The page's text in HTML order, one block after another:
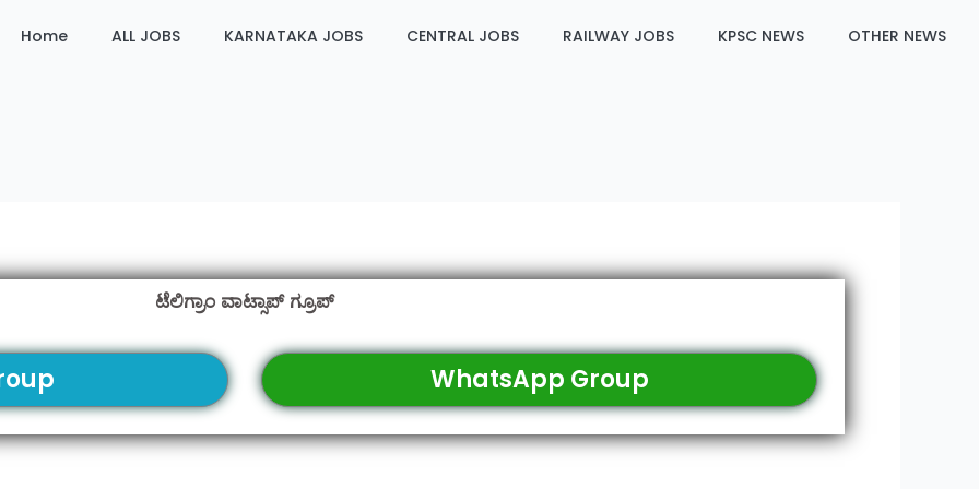
Home ALL JOBS KARNATAKA JOBS CENTRAL JOBS RAILWAY JOBS KPSC NEWS OTHER NEWS
ಟೆಲಿಗ್ರಾಂ ವಾಟ್ಸಾಪ್ ಗ್ರೂಪ್
WhatsApp Group